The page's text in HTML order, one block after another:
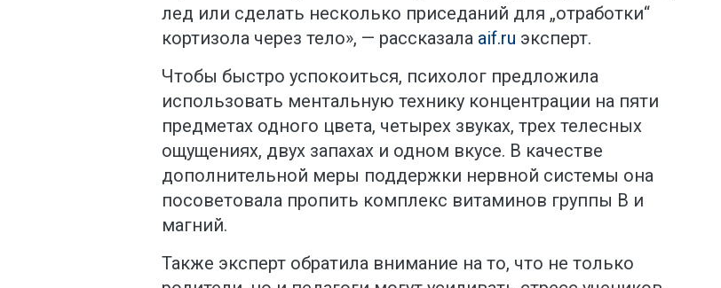
лед или сделать несколько приседаний для „отработки“
кортизола через тело», — рассказала aif.ru эксперт.
Чтобы быстро успокоиться, психолог предложила
использовать ментальную технику концентрации на пяти
предметах одного цвета, четырех звуках, трех телесных
ощущениях, двух запахах и одном вкусе. В качестве
дополнительной меры поддержки нервной системы она
посоветовала пропить комплекс витаминов группы В и
магний.
Также эксперт обратила внимание на то, что не только